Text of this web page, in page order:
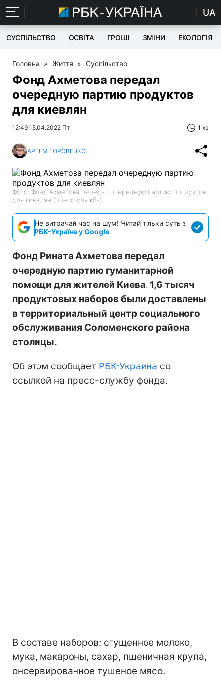
UA
СУСПІЛЬСТВО ОСВІТА ГРОШІ ЗМІНИ ЕКОЛОГІЯ
Головна » Життя » Суспільство
Фонд Ахметова передал
очередную партию продуктов
для киевлян
12:49 15.04.2022 Пт 1 хв
АРТЕМ ГОРОВЕНКО
Фото: Фонд Ахметова передал очередную партию продуктов
для киевлян (пресс-служба)
Не витрачай час на шум! Читай тільки суть з
РБК-Україна у Google
Фонд Рината Ахметова передал
очередную партию гуманитарной
помощи для жителей Киева. 1,6 тысяч
продуктовых наборов были доставлены
в территориальный центр социального
обслуживания Соломенского района
столицы.
Об этом сообщает РБК-Украина со
ссылкой на пресс-службу фонда.
В составе наборов: сгущенное молоко,
мука, макароны, сахар, пшеничная крупа,
онсервированное тушеное мясо.